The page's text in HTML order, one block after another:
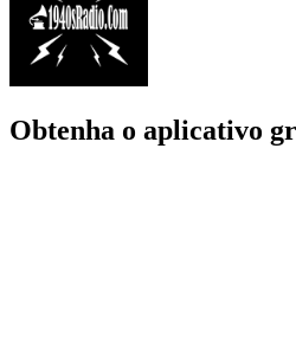
Obtenha o aplicativo